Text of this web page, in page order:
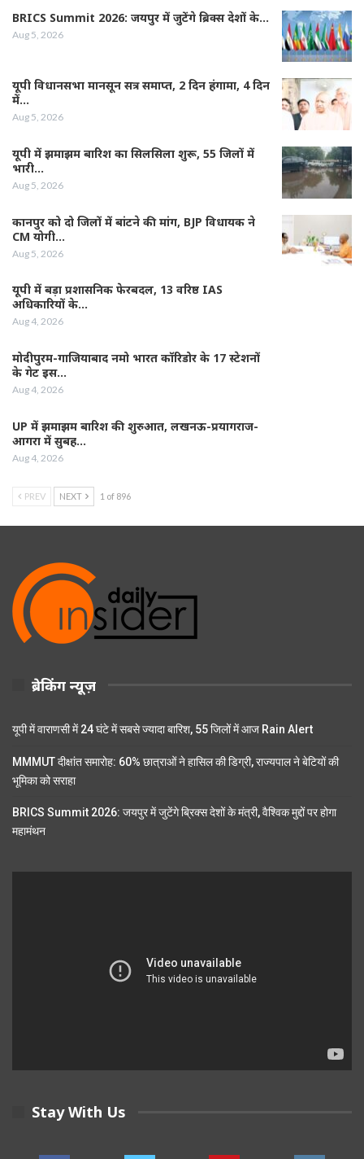
BRICS Summit 2026: जयपुर में जुटेंगे ब्रिक्स देशों के…
Aug 5, 2026
यूपी विधानसभा मानसून सत्र समाप्त, 2 दिन हंगामा, 4 दिन
में…
Aug 5, 2026
यूपी में झमाझम बारिश का सिलसिला शुरू, 55 जिलों में
भारी…
Aug 5, 2026
कानपुर को दो जिलों में बांटने की मांग, BJP विधायक ने
CM योगी…
Aug 5, 2026
यूपी में बड़ा प्रशासनिक फेरबदल, 13 वरिष्ठ IAS
अधिकारियों के…
Aug 4, 2026
मोदीपुरम-गाजियाबाद नमो भारत कॉरिडोर के 17 स्टेशनों
के गेट इस…
Aug 4, 2026
UP में झमाझम बारिश की शुरुआत, लखनऊ-प्रयागराज-
आगरा में सुबह…
Aug 4, 2026
PREV NEXT 1 of 896
ब्रेकिंग न्यूज़
यूपी में वाराणसी में 24 घंटे में सबसे ज्यादा बारिश, 55 जिलों में आज Rain Alert
MMMUT दीक्षांत समारोह: 60% छात्राओं ने हासिल की डिग्री, राज्यपाल ने बेटियों की
भूमिका को सराहा
BRICS Summit 2026: जयपुर में जुटेंगे ब्रिक्स देशों के मंत्री, वैश्विक मुद्दों पर होगा
महामंथन
Stay With Us